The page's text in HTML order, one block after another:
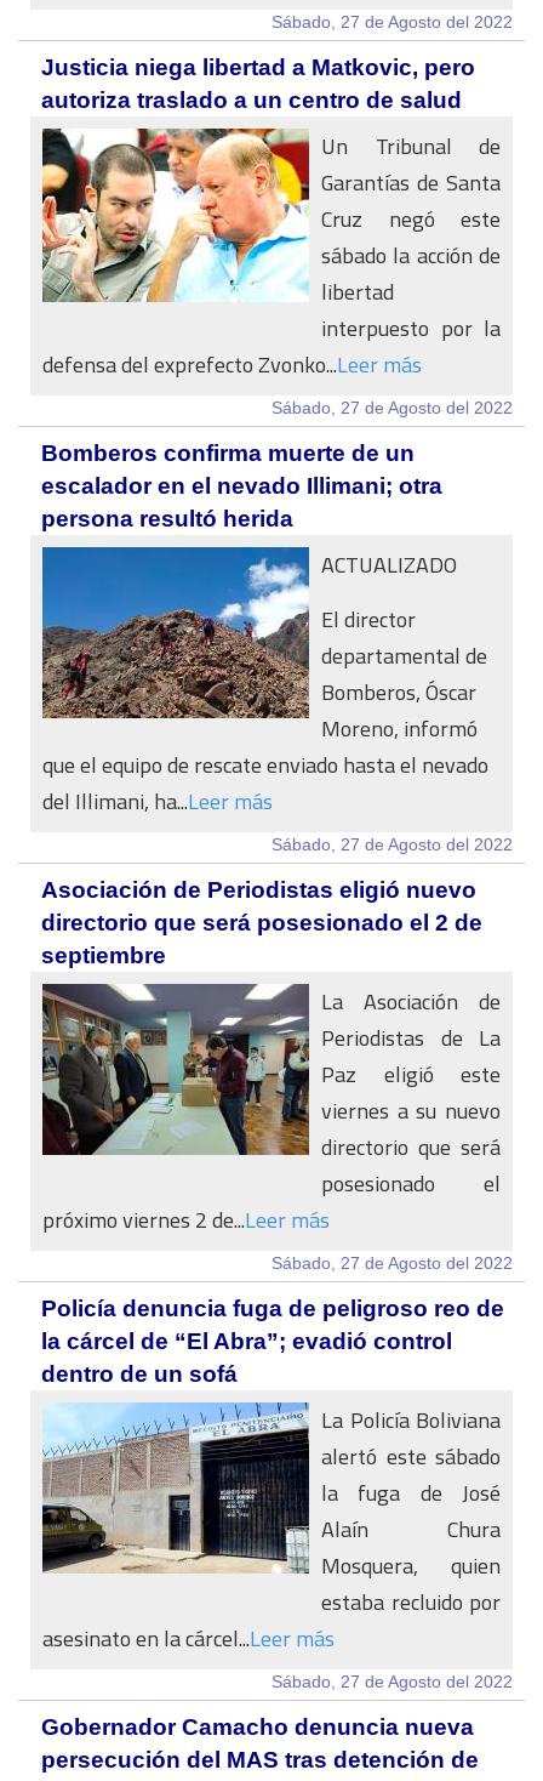
Sábado, 27 de Agosto del 2022
Justicia niega libertad a Matkovic, pero
autoriza traslado a un centro de salud
Un Tribunal de
Garantías de Santa
Cruz negó este
sábado la acción de
libertad
interpuesto por la
defensa del exprefecto Zvonko...Leer más
Sábado, 27 de Agosto del 2022
Bomberos confirma muerte de un
escalador en el nevado Illimani; otra
persona resultó herida
ACTUALIZADO
El director
departamental de
Bomberos, Óscar
Moreno, informó
que el equipo de rescate enviado hasta el nevado
del Illimani, ha...Leer más
Sábado, 27 de Agosto del 2022
Asociación de Periodistas eligió nuevo
directorio que será posesionado el 2 de
septiembre
La Asociación de
Periodistas de La
Paz eligió este
viernes a su nuevo
directorio que será
posesionado el
próximo viernes 2 de...Leer más
Sábado, 27 de Agosto del 2022
Policía denuncia fuga de peligroso reo de
la cárcel de “El Abra”; evadió control
dentro de un sofá
La Policía Boliviana
alertó este sábado
la fuga de José
Alaín Chura
Mosquera, quien
estaba recluido por
asesinato en la cárcel...Leer más
Sábado, 27 de Agosto del 2022
Gobernador Camacho denuncia nueva
persecución del MAS tras detención de